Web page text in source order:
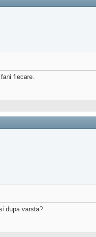
fiecare.
dupa varsta?